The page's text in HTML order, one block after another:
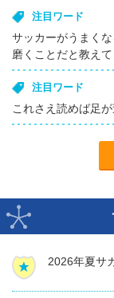
注目ワード
サッカーがうまく
磨くことだと教え
注目ワード
これさえ読めば足
2026年夏サ